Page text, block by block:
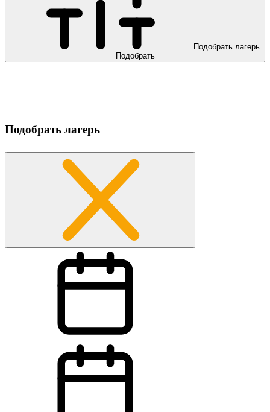
Подобрать лагерь
Подобрать
Подобрать лагерь